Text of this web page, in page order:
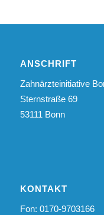
ANSCHRIFT
Zahnärzteinitiative
Sternstraße 69
53111 Bonn
KONTAKT
Fon: 0170-9703166